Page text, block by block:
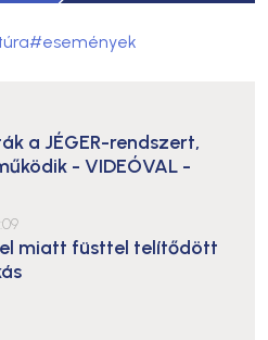
#események
a JÉGER-rendszert,
- VIDEÓVAL -
miatt füsttel telítődött